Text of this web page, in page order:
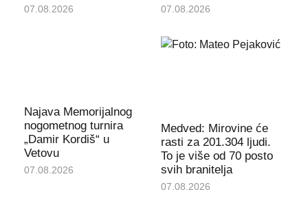
07.08.2026 07.08.2026
Najava Memorijalnog
nogometnog turnira
„Damir Kordiš“ u
Vetovu
07.08.2026
Medved: Mirovine će
rasti za 201.304 ljudi.
To je više od 70 posto
svih branitelja
07.08.2026